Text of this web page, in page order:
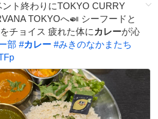
ト終わりにTOKYO CURRY
TOKYOへ🍛 シーフードと
をチョイス 疲れた体に カレーが沁
部 #カレー #みきのなかまたち